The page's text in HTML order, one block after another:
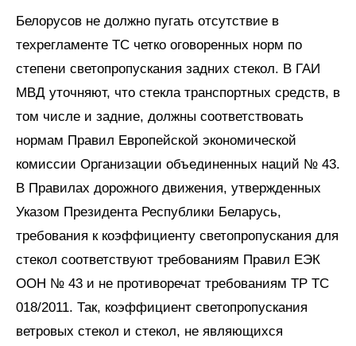
Белорусов не должно пугать отсутствие в
техрегламенте ТС четко оговоренных норм по
степени светопропускания задних стекол. В ГАИ
МВД уточняют, что стекла транспортных средств, в
том числе и задние, должны соответствовать
нормам Правил Европейской экономической
комиссии Организации объединенных наций № 43.
В Правилах дорожного движения, утвержденных
Указом Президента Республики Беларусь,
требования к коэффициенту светопропускания для
стекол соответствуют требованиям Правил ЕЭК
ООН № 43 и не противоречат требованиям ТР ТС
018/2011. Так, коэффициент светопропускания
ветровых стекол и стекол, не являющихся